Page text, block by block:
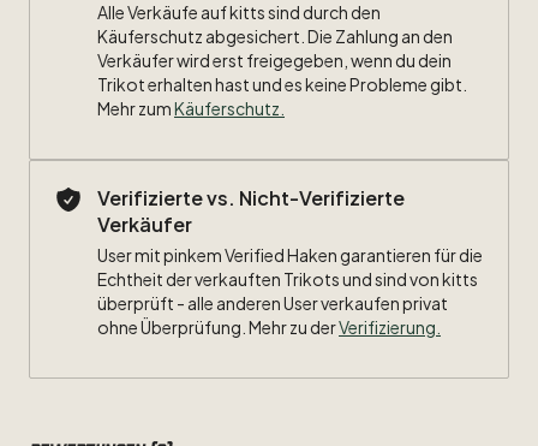
Alle Verkäufe auf kitts sind durch den
Käuferschutz abgesichert. Die Zahlung an den
Verkäufer wird erst freigegeben, wenn du dein
Trikot erhalten hast und es keine Probleme gibt.
Mehr zumKäuferschutz
Verifizierte vs. Nicht-Verifizierte
Verkäufer
User mit pinkem Verified Haken garantieren für die
Echtheit der verkauften Trikots und sind von kitts
überprüft - alle anderen User verkaufen privat
ohne Überprüfung. Mehr zu derVerifizierung.